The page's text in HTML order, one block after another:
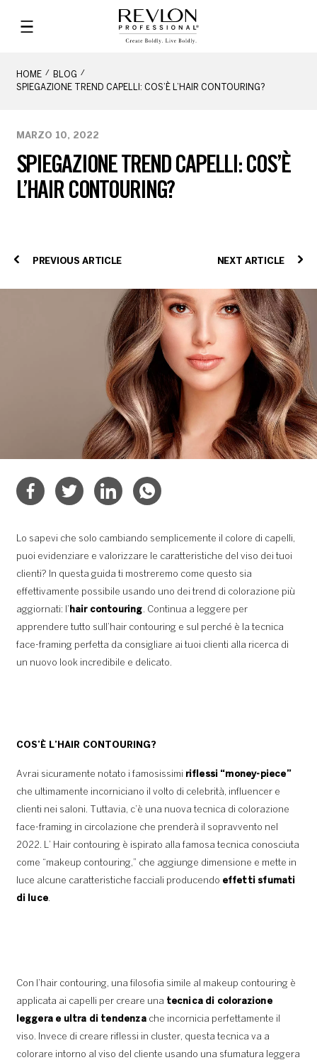
HOME
BLOG
SPIEGAZIONE TREND CAPELLI: COS’È L’HAIR CONTOURING?
SPIEGAZIONE TREND CAPELLI: COS’È
L’HAIR CONTOURING?
MARZO 10, 2022
PREVIOUS ARTICLE NEXT ARTICLE
Lo sapevi che solo cambiando semplicemente il colore di capelli,
puoi evidenziare e valorizzare le caratteristiche del viso dei tuoi
clienti? In questa guida ti mostreremo come questo sia
effettivamente possibile usando uno dei trend di colorazione più
aggiornati: l’ hair contouring. Continua a leggere per
apprendere tutto sull’hair contouring e sul perché è la tecnica
face-framing perfetta da consigliare ai tuoi clienti alla ricerca di
un nuovo look incredibile e delicato.
COS’È L’HAIR CONTOURING?
Avrai sicuramente notato i famosissimi riflessi “money-piece”
che ultimamente incorniciano il volto di celebrità, influencer e
clienti nei saloni. Tuttavia, c’è una nuova tecnica di colorazione
face-framing in circolazione che prenderà il sopravvento nel
2022. L’ Hair contouring è ispirato alla famosa tecnica conosciuta
come “makeup contouring,” che aggiunge dimensione e mette in
luce alcune caratteristiche facciali producendo effetti sfumati
di luce.
Con l’hair contouring, una filosofia simile al makeup contouring è
applicata ai capelli per creare una tecnica di colorazione
leggera e ultra di tendenza che incornicia perfettamente il
viso. Invece di creare riflessi in cluster, questa tecnica va a
colorare intorno al viso del cliente usando una sfumatura leggera